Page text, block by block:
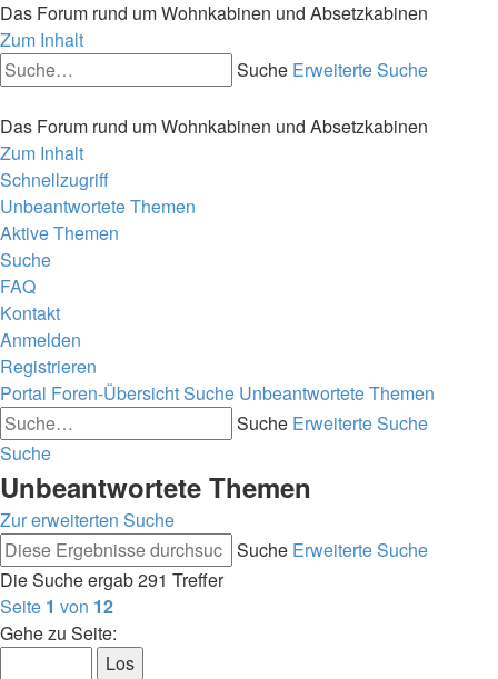
Das Forum rund um Wohnkabinen und Absetzkabinen
Zum Inhalt
Suche Erweiterte Suche
Das Forum rund um Wohnkabinen und Absetzkabinen
Zum Inhalt
Schnellzugriff
Unbeantwortete Themen
Aktive Themen
Suche
FAQ
Kontakt
Anmelden
Registrieren
Portal Foren-ÜbersichtSuche Unbeantwortete Themen
Suche Erweiterte Suche
Suche
Unbeantwortete Themen
Zur erweiterten Suche
Suche Erweiterte Suche
Die Suche ergab 291 Treffer
Seite 1 von 12
Gehe zu Seite: